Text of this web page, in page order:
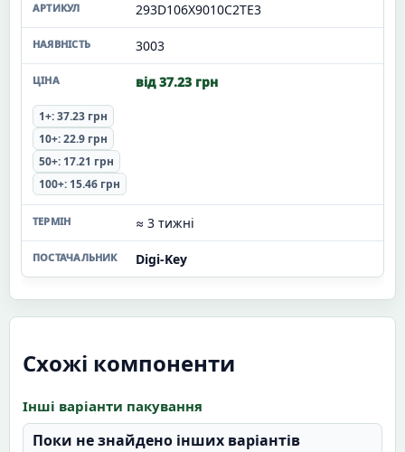
293D106X9010C2TE3
3003
від 37.23 грн
1+: 37.23 грн
10+: 22.9 грн
50+: 17.21 грн
100+: 15.46 грн
≈ 3 тижні
Digi-Key
Схожі компоненти
Інші варіанти пакування
Поки не знайдено інших варіантів